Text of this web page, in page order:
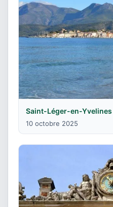
Saint-Léger-en-
10 octobre 2025